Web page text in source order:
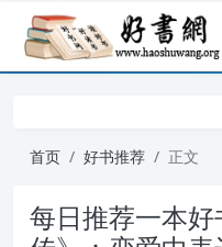
首页 好书推荐 正文
每日推荐一本